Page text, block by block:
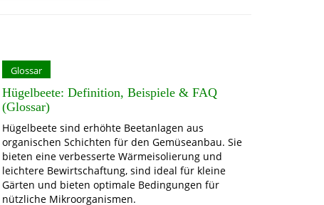
Glossar
Hügelbeete: Definition, Beispiele & FAQ
(Glossar)
Hügelbeete sind erhöhte Beetanlagen aus
organischen Schichten für den Gemüseanbau. Sie
bieten eine verbesserte Wärmeisolierung und
leichtere Bewirtschaftung, sind ideal für kleine
Gärten und bieten optimale Bedingungen für
nützliche Mikroorganismen.